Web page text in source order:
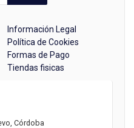
Información Legal
Política de Cookies
Formas de Pago
Tiendas fisicas
, Córdoba